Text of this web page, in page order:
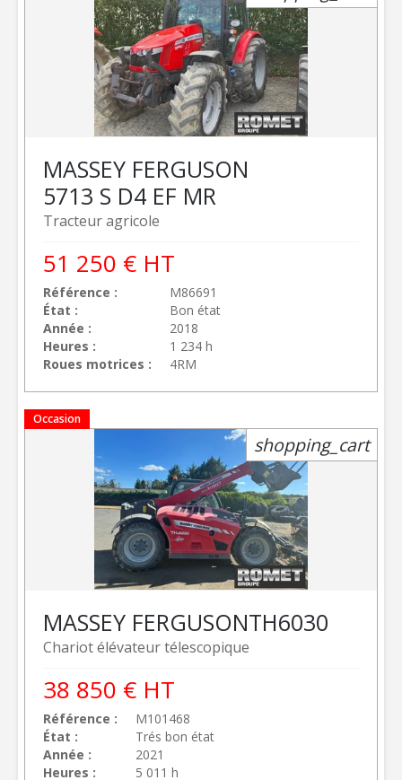
Tracteur agricole
MASSEY FERGUSON
5713 S D4 EF MR
Référence
M86691
État
Bon état
Année
2018
Heures
1 234 h
Roues motrices
4RM
51 250 € HT
Occasion
Chariot élévateur télescopique
MASSEY FERGUSONTH6030
Référence
M101468
État
Trés bon état
Année
2021
Heures
5 011 h
38 850 € HT
shopping_cart